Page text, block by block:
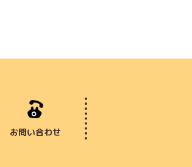
お問い合わせ